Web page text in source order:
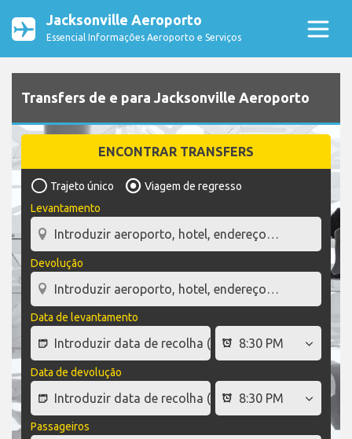
Jacksonville Aeroporto
Essencial Informações Aeroporto e Serviços
Transfers de e para Jacksonville Aeroporto
ENCONTRAR TRANSFERS
Trajeto único
Viagem de regresso
Levantamento
Devolução
Data de levantamento
Data de devolução
Passageiros